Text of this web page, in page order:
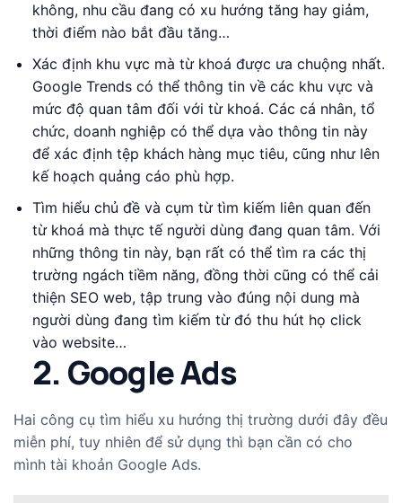
không, nhu cầu đang có xu hướng tăng hay giảm,
thời điểm nào bắt đầu tăng…
Xác định khu vực mà từ khoá được ưa chuộng nhất.
Google Trends có thể thông tin về các khu vực và
mức độ quan tâm đối với từ khoá. Các cá nhân, tổ
chức, doanh nghiệp có thể dựa vào thông tin này
để xác định tệp khách hàng mục tiêu, cũng như lên
kế hoạch quảng cáo phù hợp.
Tìm hiểu chủ đề và cụm từ tìm kiếm liên quan đến
từ khoá mà thực tế người dùng đang quan tâm. Với
những thông tin này, bạn rất có thể tìm ra các thị
trường ngách tiềm năng, đồng thời cũng có thể cải
thiện SEO web, tập trung vào đúng nội dung mà
người dùng đang tìm kiếm từ đó thu hút họ click
vào website…
2. Google Ads
Hai công cụ tìm hiểu xu hướng thị trường dưới đây đều
miễn phí, tuy nhiên để sử dụng thì bạn cần có cho
mình tài khoản Google Ads.